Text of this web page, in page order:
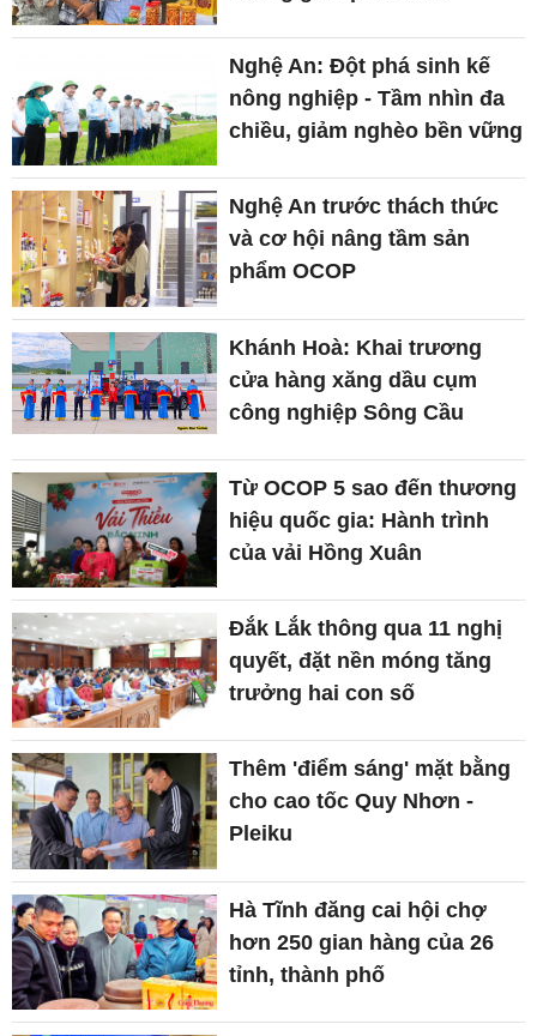
Nghệ An: Đột phá sinh kế
nông nghiệp - Tầm nhìn đa
chiều, giảm nghèo bền vững
Nghệ An trước thách thức
và cơ hội nâng tầm sản
phẩm OCOP
Khánh Hoà: Khai trương
cửa hàng xăng dầu cụm
công nghiệp Sông Cầu
Từ OCOP 5 sao đến thương
hiệu quốc gia: Hành trình
của vải Hồng Xuân
Đắk Lắk thông qua 11 nghị
quyết, đặt nền móng tăng
trưởng hai con số
Thêm 'điểm sáng' mặt bằng
cho cao tốc Quy Nhơn -
Pleiku
Hà Tĩnh đăng cai hội chợ
hơn 250 gian hàng của 26
tỉnh, thành phố